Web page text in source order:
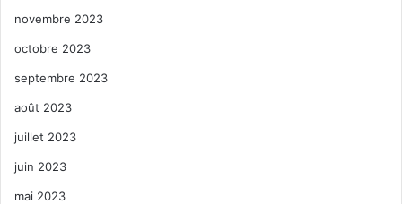
novembre 2023
octobre 2023
septembre 2023
août 2023
juillet 2023
juin 2023
mai 2023